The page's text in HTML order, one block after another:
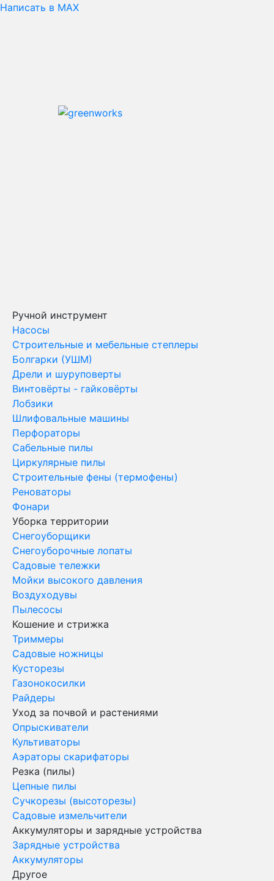
Написать в MAX
Ручной инструмент
Насосы
Строительные и мебельные степлеры
Болгарки (УШМ)
Дрели и шуруповерты
Винтовёрты - гайковёрты
Лобзики
Шлифовальные машины
Перфораторы
Сабельные пилы
Циркулярные пилы
Строительные фены (термофены)
Реноваторы
Фонари
Уборка территории
Снегоуборщики
Снегоуборочные лопаты
Садовые тележки
Мойки высокого давления
Воздуходувы
Пылесосы
Кошение и стрижка
Триммеры
Садовые ножницы
Кусторезы
Газонокосилки
Райдеры
Уход за почвой и растениями
Опрыскиватели
Культиваторы
Аэраторы скарифаторы
Резка (пилы)
Цепные пилы
Сучкорезы (высоторезы)
Садовые измельчители
Аккумуляторы и зарядные устройства
Зарядные устройства
Аккумуляторы
Другое